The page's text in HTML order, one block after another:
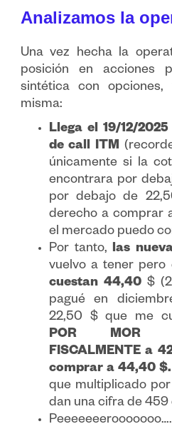
Analizamos la
Una vez hecha la
posición en acciones
sintética con
misma:
Llega el 19/12/
de call ITM
únicamente si la
encontrara por
por debajo de
derecho a comprar
el mercado puedo
Por tanto, las
vuelvo a tener pero
cuestan 44,40 $
pagué en
22,50 $ que me
POR MOR
FISCALMENTE a
comprar a 44,40 $.
que multiplicado
dan una cifra de 459